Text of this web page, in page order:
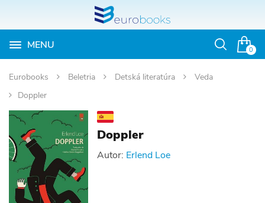
0
MENU
Otvoriť
Eurobooks Beletria Detská literatúra
Veda
Doppler
Doppler
Autor: Erlend Loe